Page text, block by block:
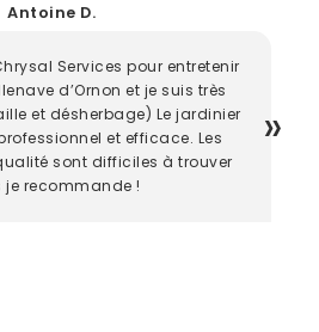
Antoine D.
Services pour entretenir
d’Ornon et je suis très
et désherbage) Le jardinier
et efficace. Les
sont difficiles à trouver
je recommande !